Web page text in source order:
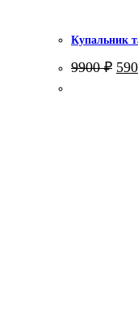
Купальник
9900₽